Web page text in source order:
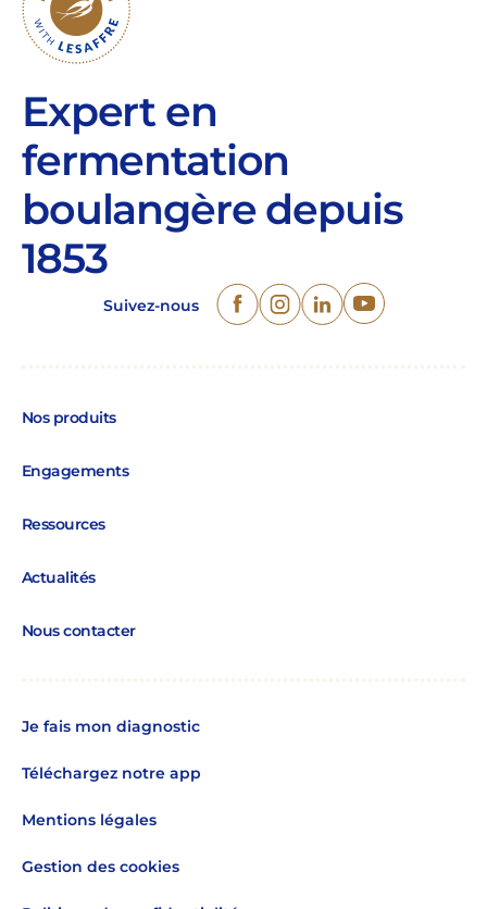
Expert en
fermentation
boulangère depuis
1853
Suivez-nous
Nos produits
Engagements
Ressources
Actualités
Nous contacter
Je fais mon diagnostic
Téléchargez notre app
Mentions légales
Gestion des cookies